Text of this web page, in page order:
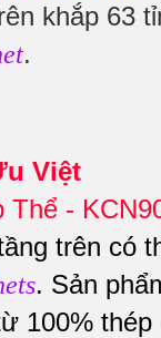
khắp 63
.
Việt
Thể -
trên có
. Sản
100%